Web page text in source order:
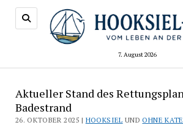
7. August 2026
Aktueller Stand des
Badestrand
26. OKTOBER 2025 | HOOKSIEL UNDOHNE